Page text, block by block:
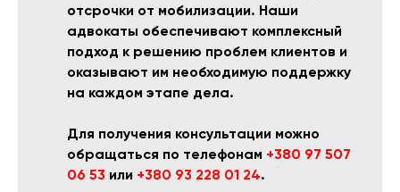
отсрочки от мобилизации. Наши
адвокаты обеспечивают комплексный
подход к решению проблем клиентов и
оказывают им необходимую поддержку
на каждом этапе дела.
Для получения консультации можно
обращаться по телефонам +380 97 507
06 53 или +380 93 228 01 24.